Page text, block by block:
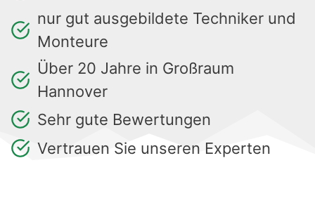
nur gut ausgebildete Techniker und
Monteure
Über 20 Jahre in Großraum
Hannover
Sehr gute Bewertungen
Vertrauen Sie unseren Experten